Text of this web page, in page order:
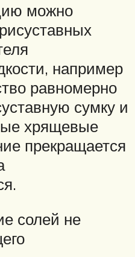
можно
например
равномерно
сумку и
хрящевые
прекращается
солей не